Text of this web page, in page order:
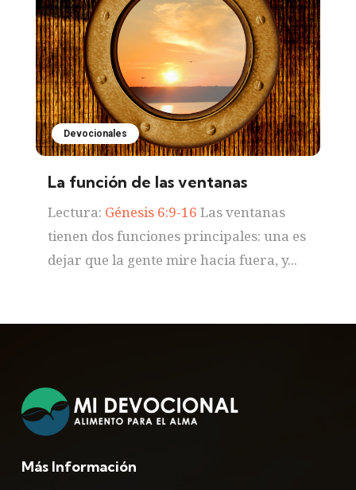
Devocionales
La función de las ventanas
Lectura: Génesis 6:9-16 Las ventanas
tienen dos funciones principales: una es
dejar que la gente mire hacia fuera, y...
Más Información